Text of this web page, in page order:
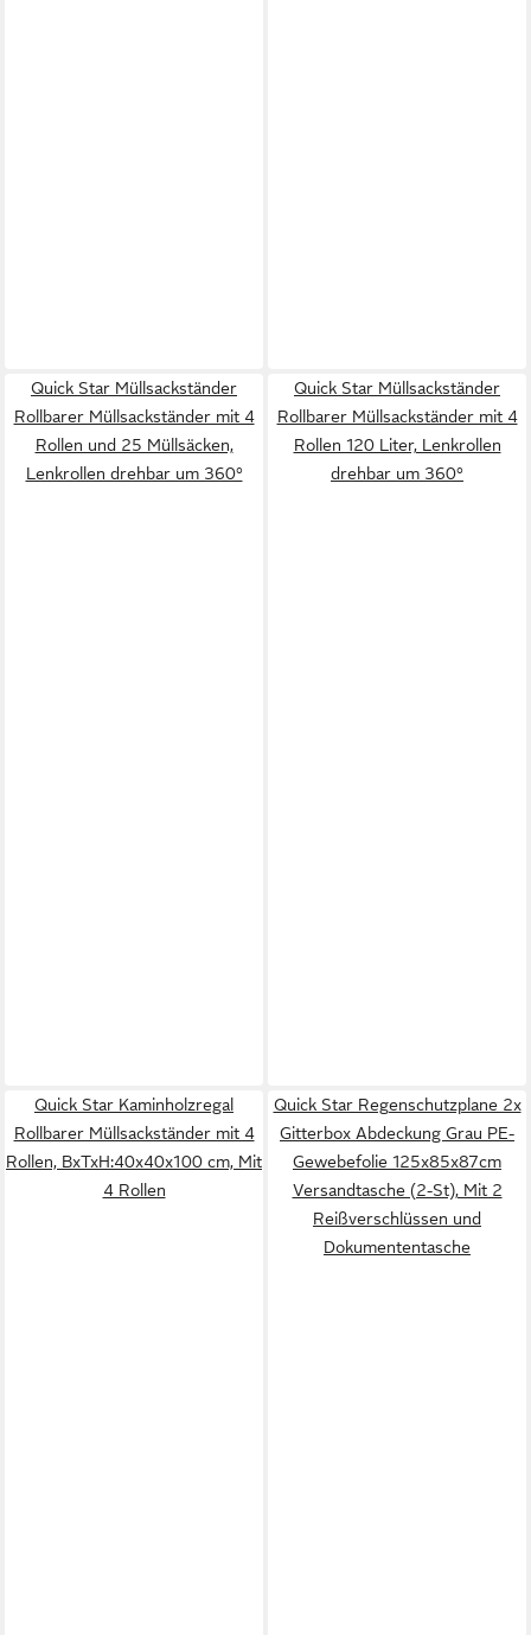
Quick Star Müllsackständer
Rollbarer Müllsackständer mit 4
Rollen und 25 Müllsäcken,
Lenkrollen drehbar um 360°
Quick Star Müllsackständer
Rollbarer Müllsackständer mit 4
Rollen 120 Liter, Lenkrollen
drehbar um 360°
Quick Star Kaminholzregal
Rollbarer Müllsackständer mit 4
Rollen, BxTxH:40x40x100 cm, Mit
4 Rollen
Quick Star Regenschutzplane 2x
Gitterbox Abdeckung Grau PE-
Gewebefolie 125x85x87cm
Versandtasche (2-St), Mit 2
Reißverschlüssen und
Dokumententasche